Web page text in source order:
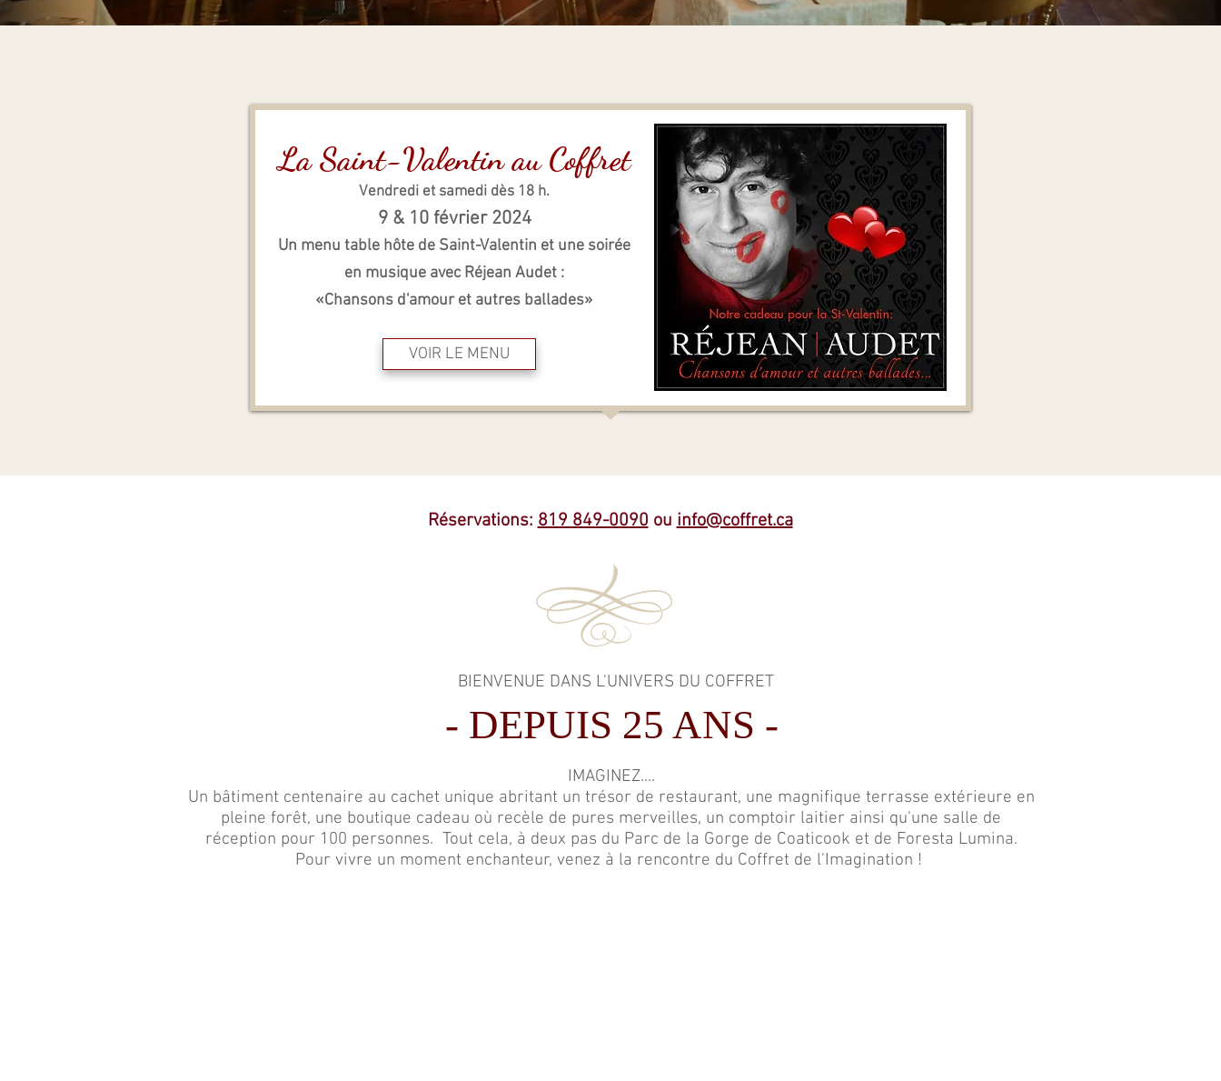
La Saint-Valentin au Coffret
Vendredi et samedi dès 18 h.
9 &10 février 2024
Un menu table hôte de Saint-Valentin et une soirée
en musique avec Réjean Audet :
«Chansons d'amour et autres ballades»
VOIR LE MENU
Réservations:819 849-0090ouinfo@coffret.ca
BIENVENUE DANS L'UNIVERS DU COFFRET
- DEPUIS 25 ANS -
IMAGINEZ....
Un bâtiment centenaire au cachet unique abritant un trésor de restaurant, une magnifique terrasse extérieure en
pleine forêt, une boutique cadeau où recèle de pures merveilles, un comptoir laitier ainsi qu'une salle de
réception pour 100 personnes. Tout cela, à deux pas du Parc de la Gorge de Coaticook et de Foresta Lumina.
Pour vivre un moment enchanteur, venez à la rencontre du Coffret de l'Imagination !